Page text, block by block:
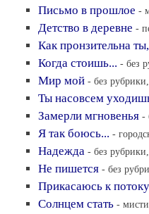
Письмо в прошлое -
Детство в деревне -
Как пронзительна
Когда стоишь... - без
Мир мой - без
Ты насовсем
Замерли мгновенья -
Я так боюсь... -
Надежда - без
Не пишется - без
Прикасаюсь к
Солнцем стать -